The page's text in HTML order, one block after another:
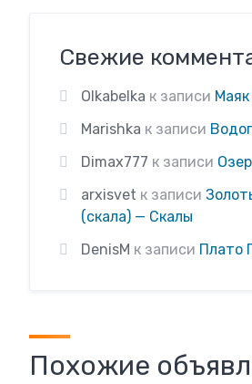
Свежие
Olkabelka к записи
Marishka к записи
Dimax777 к записи
arxisvet к записи
(скала) — Скалы
DenisM к записи Плато
Похожие